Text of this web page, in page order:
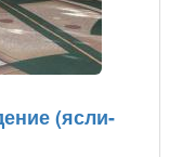
(ясли-